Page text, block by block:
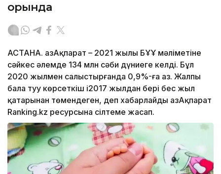
орында
АСТАНА. ҚазАқпарат – 2021 жылы БҰҰ мәліметіне
сәйкес әлемде 134 млн сәби дүниеге келді. Бұл
2020 жылмен салыстырғанда 0,9%-ға аз. Жалпы
бала туу көрсеткіш і2017 жылдан бері бес жыл
қатарынан төмендеген, деп хабарлайды ҚазАқпарат
Ranking.kz ресурсына сілтеме жасап.